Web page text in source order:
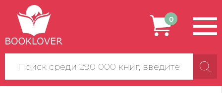
Поиск
по
сайту
0